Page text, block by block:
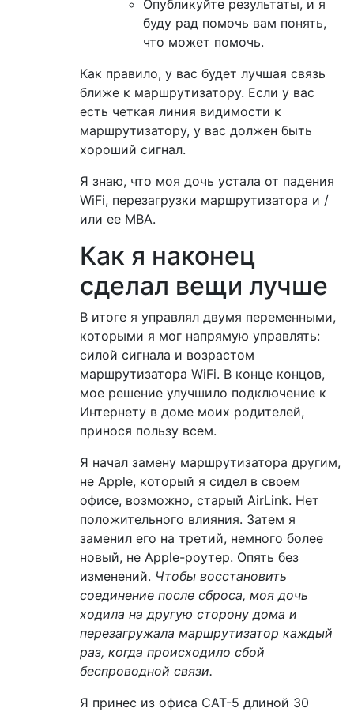
Опубликуйте результаты, и я
буду рад помочь вам понять,
что может помочь.
Как правило, у вас будет лучшая связь
ближе к маршрутизатору. Если у вас
есть четкая линия видимости к
маршрутизатору, у вас должен быть
хороший сигнал.
Я знаю, что моя дочь устала от падения
WiFi, перезагрузки маршрутизатора и /
или ее MBA.
Как я наконец
сделал вещи лучше
В итоге я управлял двумя переменными,
которыми я мог напрямую управлять:
силой сигнала и возрастом
маршрутизатора WiFi. В конце концов,
мое решение улучшило подключение к
Интернету в доме моих родителей,
принося пользу всем.
Я начал замену маршрутизатора другим,
не Apple, который я сидел в своем
офисе, возможно, старый AirLink. Нет
положительного влияния. Затем я
заменил его на третий, немного более
новый, не Apple-роутер. Опять без
изменений. Чтобы восстановить
соединение после сброса, моя дочь
ходила на другую сторону дома и
перезагружала маршрутизатор каждый
раз, когда происходило сбой
беспроводной связи.
Я принес из офиса CAT-5 длиной 30